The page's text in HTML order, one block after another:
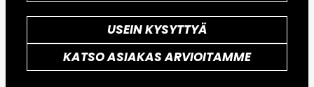
USEIN KYSYTTYÄ
KATSO ASIAKAS ARVIOITAMME